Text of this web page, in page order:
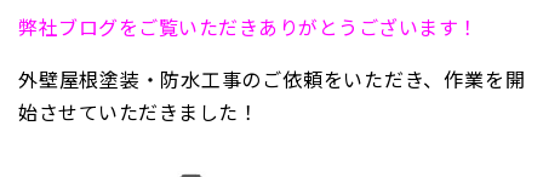
弊社ブログをご覧いただきありがとうございます！
外壁屋根塗装・防水工事のご依頼をいただき、作業を開
始させていただきました！